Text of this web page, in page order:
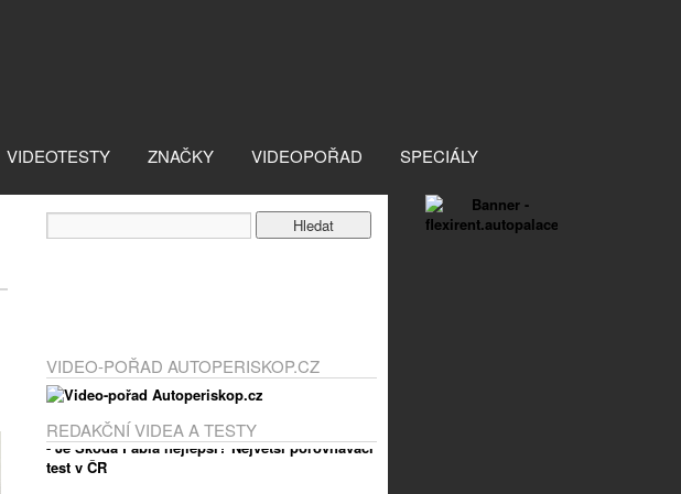
VIDEOTESTY ZNAČKY VIDEOPOŘAD SPECIÁLY
VIDEO-POŘAD AUTOPERISKOP.CZ
REDAKČNÍ VIDEA A TESTY